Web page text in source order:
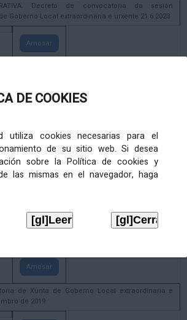
DE COOKIES
utiliza cookies necesarias para el
de su sitio web. Si desea
sobre la Política de cookies y
las mismas en el navegador, haga
Decreto de convocatoria da sesión
Goberno Local extraordinaria e urxente 21.6.2023
Amosar
Amosar
Amosar
Extracto do Pleno ordinario de data 2.7.2020
Extracto da Xunta de Goberno Local de 17 de
Amosar
de Xunta de Goberno Local extraordinaria e
de 2019